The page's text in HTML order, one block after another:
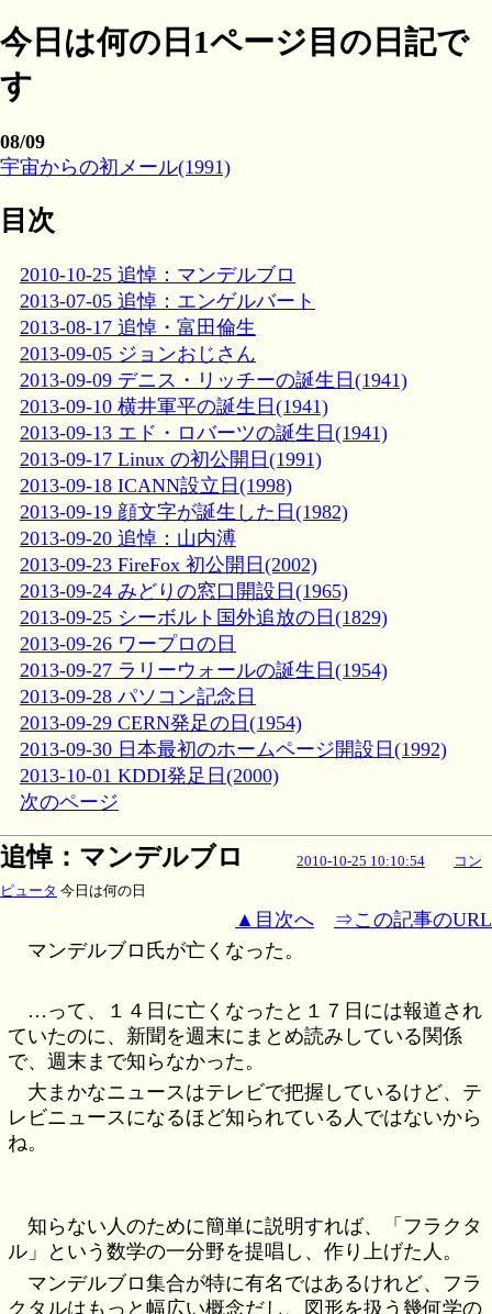
今日は何の日1ページ目の日記で
す
08/09
宇宙からの初メール(1991)
目次
2010-10-25 追悼：マンデルブロ
2013-07-05 追悼：エンゲルバート
2013-08-17 追悼・富田倫生
2013-09-05 ジョンおじさん
2013-09-09 デニス・リッチーの誕生日(1941)
2013-09-10 横井軍平の誕生日(1941)
2013-09-13 エド・ロバーツの誕生日(1941)
2013-09-17 Linux の初公開日(1991)
2013-09-18 ICANN設立日(1998)
2013-09-19 顔文字が誕生した日(1982)
2013-09-20 追悼：山内溥
2013-09-23 FireFox 初公開日(2002)
2013-09-24 みどりの窓口開設日(1965)
2013-09-25 シーボルト国外追放の日(1829)
2013-09-26 ワープロの日
2013-09-27 ラリーウォールの誕生日(1954)
2013-09-28 パソコン記念日
2013-09-29 CERN発足の日(1954)
2013-09-30 日本最初のホームページ開設日(1992)
2013-10-01 KDDI発足日(2000)
次のページ
追悼：マンデルブロ 2010-10-25 10:10:54
コン
ピュータ 今日は何の日
▲目次へ
⇒この記事のURL
マンデルブロ氏が亡くなった。
…って、１４日に亡くなったと１７日には報道され
ていたのに、新聞を週末にまとめ読みしている関係
で、週末まで知らなかった。
大まかなニュースはテレビで把握しているけど、テ
レビニュースになるほど知られている人ではないから
ね。
知らない人のために簡単に説明すれば、「フラクタ
ル」という数学の一分野を提唱し、作り上げた人。
マンデルブロ集合が特に有名ではあるけれど、フラ
クタルはもっと幅広い概念だし、図形を扱う幾何学の